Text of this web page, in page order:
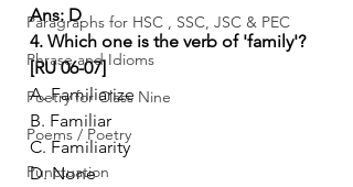
Paragraphs for HSC , SSC, JSC & PEC
Phrase and Idioms
Poetry for Class Nine
Poems / Poetry
Punctuation
Ans: D
4. Which one is the verb of 'family'?
[RU 06-07]
A. Familiarize
B. Familiar
C. Familiarity
D. None